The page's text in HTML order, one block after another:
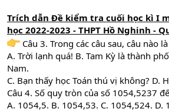
Trích dẫn Đề kiểm tra cuối học kì I
học 2022-2023 - THPT Hồ Nghinh -
Câu 3. Trong các câu sau, câu nào
A. Trời lạnh quá! B. Tam Kỳ là thành
Nam.
C. Bạn thấy học Toán thú vị không? D.
Câu 4. Số quy tròn của số 1054,5237
A. 1054,5. B. 1054,53. C. 1054,524. D.